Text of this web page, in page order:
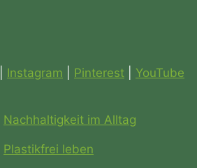
Instagram Pinterest
YouTube
Nachhaltigkeit im Alltag
Plastikfrei leben